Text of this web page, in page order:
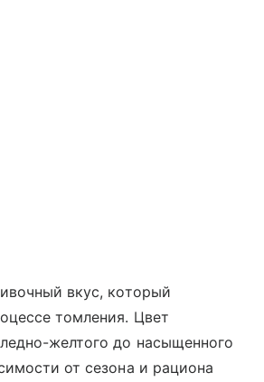
вкус, который
томления. Цвет
желтого до насыщенного
от сезона и рациона